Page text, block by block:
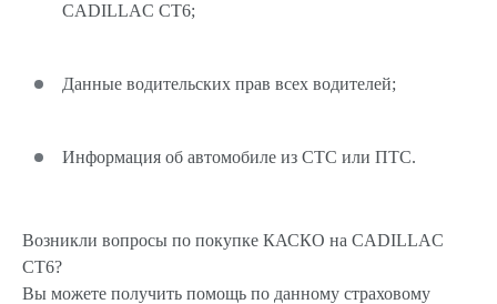
CADILLAC CT6;
Данные водительских прав всех водителей;
Информация об автомобиле из СТС или ПТС.
Возникли вопросы по покупке КАСКО на CADILLAC
CT6?
Вы можете получить помощь по данному страховому